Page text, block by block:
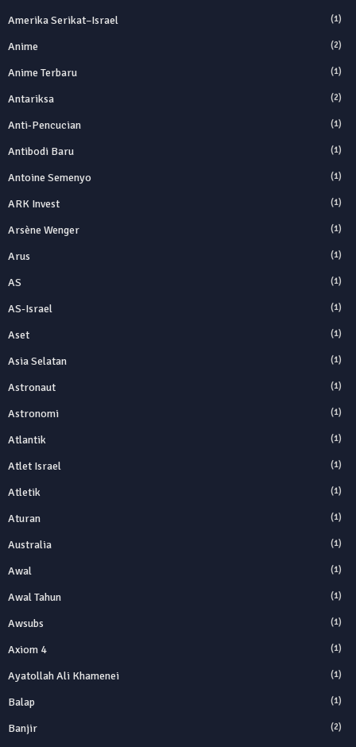
Amerika Serikat–Israel (1)
Anime (2)
Anime Terbaru (1)
Antariksa (2)
Anti‑Pencucian (1)
Antibodi Baru (1)
Antoine Semenyo (1)
ARK Invest (1)
Arsène Wenger (1)
Arus (1)
AS (1)
AS-Israel (1)
Aset (1)
Asia Selatan (1)
Astronaut (1)
Astronomi (1)
Atlantik (1)
Atlet Israel (1)
Atletik (1)
Aturan (1)
Australia (1)
Awal (1)
Awal Tahun (1)
Awsubs (1)
Axiom 4 (1)
Ayatollah Ali Khamenei (1)
Balap (1)
Banjir (2)